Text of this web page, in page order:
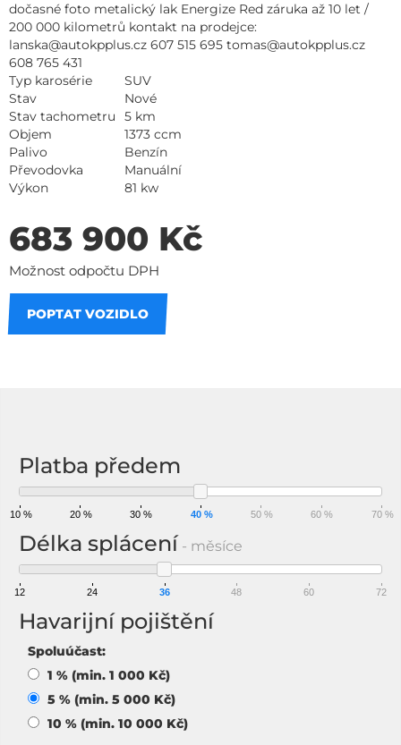
dočasné foto metalický lak Energize Red záruka až 10 let /
200 000 kilometrů kontakt na prodejce:
lanska@autokpplus.cz 607 515 695 tomas@autokpplus.cz
608 765 431
Typ karosérie
SUV
Stav
Nové
Stav tachometru
5 km
Objem
1373 ccm
Palivo
Benzín
Převodovka
Manuální
Výkon
81 kw
683 900 Kč
Možnost odpočtu DPH
POPTAT VOZIDLO
Platba předem
10 % 20 % 30 % 40 % 50 % 60 % 70 %
Délka splácení - měsíce
12 24 36 48 60 72
Havarijní pojištění
Spoluúčast:
1 % (min. 1 000 Kč)
5 % (min. 5 000 Kč)
10 % (min. 10 000 Kč)